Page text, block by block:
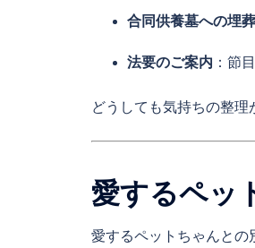
合同供養墓への埋葬
法要のご案内 ：節
どうしても気持ちの整理
愛するペッ
愛するペットちゃんとの